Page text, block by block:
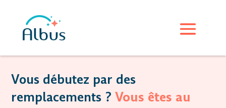
Vous débutez par des
remplacements ?Vous êtes au